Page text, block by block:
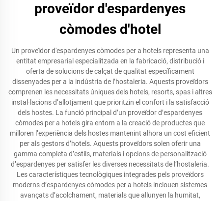
proveïdor d'espardenyes
còmodes d'hotel
Un proveïdor d'espardenyes còmodes per a hotels representa una
entitat empresarial especialitzada en la fabricació, distribució i
oferta de solucions de calçat de qualitat específicament
dissenyades per a la indústria de l’hostaleria. Aquests proveïdors
comprenen les necessitats úniques dels hotels, resorts, spas i altres
instal·lacions d’allotjament que prioritzin el confort i la satisfacció
dels hostes. La funció principal d’un proveïdor d’espardenyes
còmodes per a hotels gira entorn a la creació de productes que
milloren l’experiència dels hostes mantenint alhora un cost eficient
per als gestors d’hotels. Aquests proveïdors solen oferir una
gamma completa d’estils, materials i opcions de personalització
d’espardenyes per satisfer les diverses necessitats de l’hostaleria.
Les característiques tecnològiques integrades pels proveïdors
moderns d’espardenyes còmodes per a hotels inclouen sistemes
avançats d’acolchament, materials que allunyen la humitat,